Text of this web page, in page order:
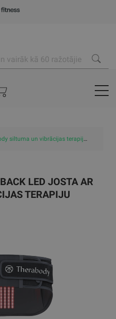
siltuma un vibrācijas terapija
LED JOSTA AR
TERAPIJU